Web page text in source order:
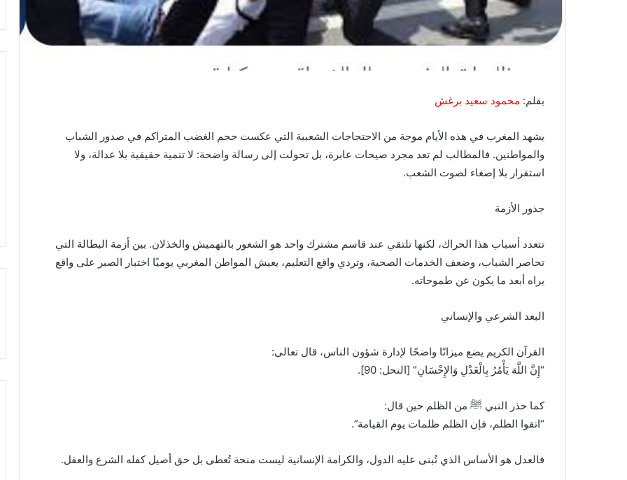
بقلم: محمود سعيد برغش
يشهد المغرب في هذه الأيام موجة من الاحتجاجات الشعبية التي عكست حجم الغضب المتراكم في صدور الشباب
والمواطنين. فالمطالب لم تعد مجرد صيحات عابرة، بل تحولت إلى رسالة واضحة: لا تنمية حقيقية بلا عدالة، ولا
استقرار بلا إصغاء لصوت الشعب.
جذور الأزمة
تتعدد أسباب هذا الحراك، لكنها تلتقي عند قاسم مشترك واحد هو الشعور بالتهميش والخذلان. بين أزمة البطالة التي
تحاصر الشباب، وضعف الخدمات الصحية، وتردي واقع التعليم، يعيش المواطن المغربي يوميًا اختبار الصبر على واقع
يراه أبعد ما يكون عن طموحاته.
البعد الشرعي والإنساني
القرآن الكريم يضع ميزانًا واضحًا لإدارة شؤون الناس، قال تعالى:
“إِنَّ اللَّهَ يَأْمُرُ بِالْعَدْلِ وَالإِحْسَانِ” [النحل: 90].
كما حذر النبي ﷺ من الظلم حين قال:
“اتقوا الظلم، فإن الظلم ظلمات يوم القيامة”.
فالعدل هو الأساس الذي تُبنى عليه الدول، والكرامة الإنسانية ليست منحة تُعطى بل حق أصيل كفله الشرع والعقل.